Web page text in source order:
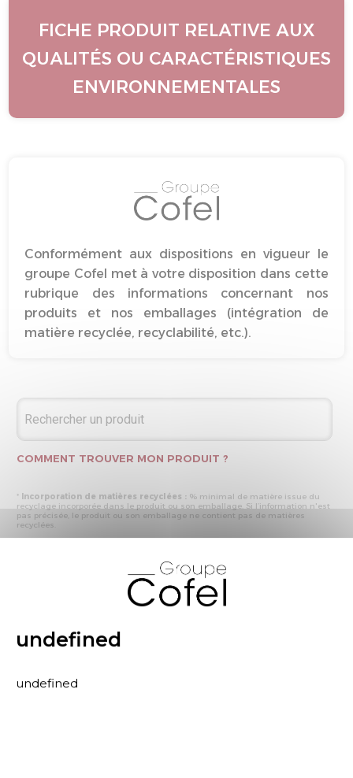
FICHE PRODUIT RELATIVE AUX
QUALITÉS OU CARACTÉRISTIQUES
ENVIRONNEMENTALES
Conformément aux dispositions en vigueur le
groupe Cofel met à votre disposition dans cette
rubrique des informations concernant nos
produits et nos emballages (intégration de
matière recyclée, recyclabilité, etc.).
COMMENT TROUVER MON PRODUIT ?
* Incorporation de matières recyclées : % minimal de matière issue du
recyclage incorporée dans le produit ou son emballage. Si l’information n'est
pas précisée, le produit ou son emballage ne contient pas de matières
recyclées.
produite par les processus de recyclage mis en œuvre représente plus de 50
% en masse du déchet collecté
- « produit ou emballage entièrement recyclable » : la matière recyclée
produite par les processus de recyclage mis en œuvre représente plus de 95
% en masse du déchet collecté
rubrique les primes et pénalités déclarées à ECOMAISON et CITEO (Eco
organismes français) lors de la déclaration annuelle de nos produits.
undefined
undefined